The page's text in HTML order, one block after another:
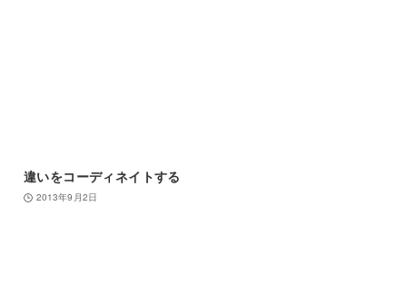
違いをコーディネイトする
2013年9月2日